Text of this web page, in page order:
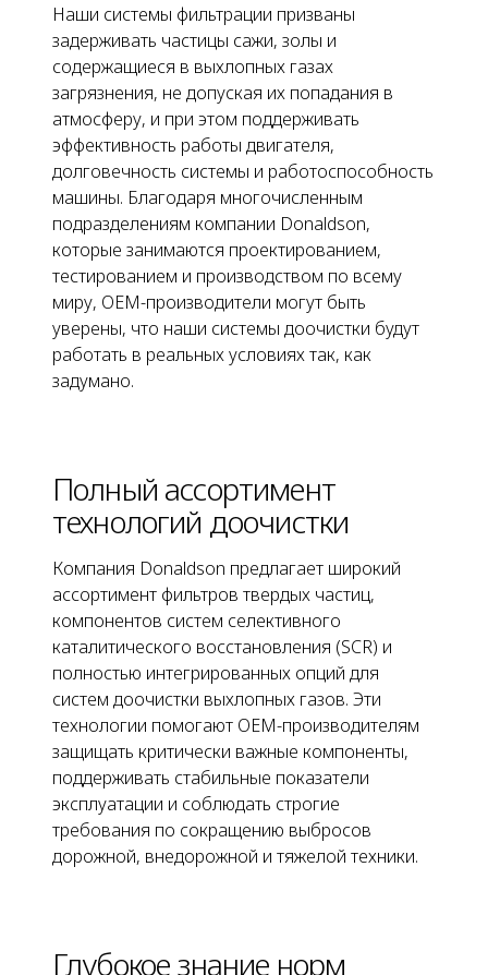
Наши системы фильтрации призваны
задерживать частицы сажи, золы и
содержащиеся в выхлопных газах
загрязнения, не допуская их попадания в
атмосферу, и при этом поддерживать
эффективность работы двигателя,
долговечность системы и работоспособность
машины. Благодаря многочисленным
подразделениям компании Donaldson,
которые занимаются проектированием,
тестированием и производством по всему
миру, OEM-производители могут быть
уверены, что наши системы доочистки будут
работать в реальных условиях так, как
задумано.
Полный ассортимент
технологий доочистки
Компания Donaldson предлагает широкий
ассортимент фильтров твердых частиц,
компонентов систем селективного
каталитического восстановления (SCR) и
полностью интегрированных опций для
систем доочистки выхлопных газов. Эти
технологии помогают OEM-производителям
защищать критически важные компоненты,
поддерживать стабильные показатели
эксплуатации и соблюдать строгие
требования по сокращению выбросов
дорожной, внедорожной и тяжелой техники.
Глубокое знание норм